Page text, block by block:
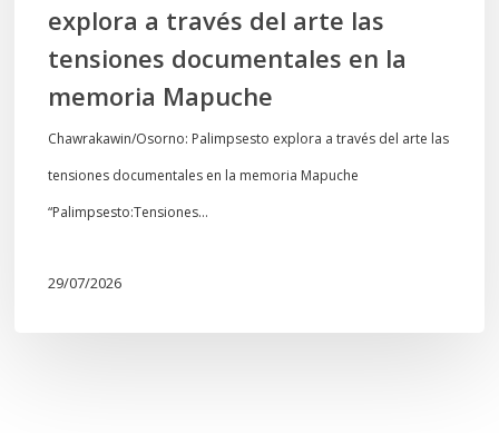
memoria
Mapuche
explora a través del arte las
tensiones documentales en la
memoria Mapuche
Chawrakawin/Osorno: Palimpsesto explora a través del arte las
tensiones documentales en la memoria Mapuche
“Palimpsesto:Tensiones…
29/07/2026